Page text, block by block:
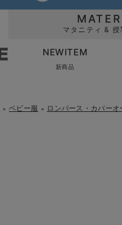
マタニティ & 授
NEWITEM
新商品
＞ ベビー服 ＞ ロンパース・カバーオ